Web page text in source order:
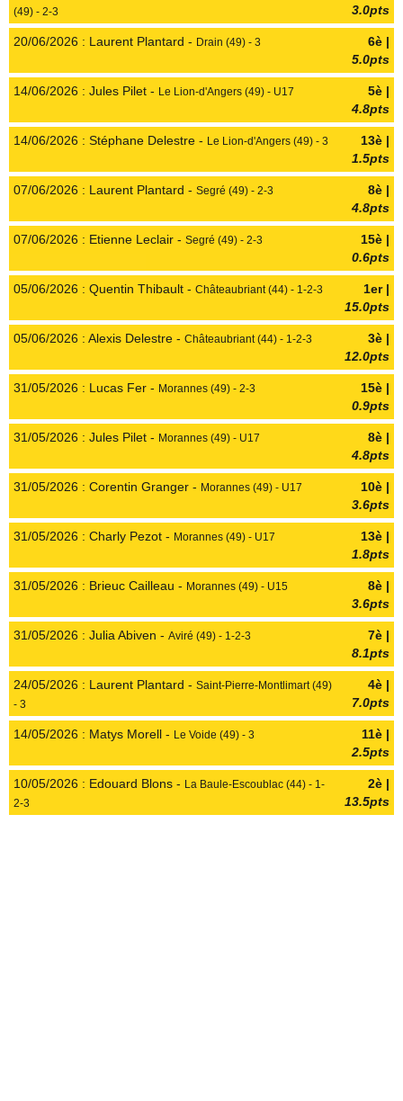
(49) - 2-3
3.0pts
20/06/2026 : Laurent Plantard - Drain (49) - 3
6è |
5.0pts
14/06/2026 : Jules Pilet - Le Lion-d'Angers (49) - U17
5è |
4.8pts
14/06/2026 : Stéphane Delestre - Le Lion-d'Angers (49) - 3
13è |
1.5pts
07/06/2026 : Laurent Plantard - Segré (49) - 2-3
8è |
4.8pts
07/06/2026 : Etienne Leclair - Segré (49) - 2-3
15è |
0.6pts
05/06/2026 : Quentin Thibault - Châteaubriant (44) - 1-2-3
1er |
15.0pts
05/06/2026 : Alexis Delestre - Châteaubriant (44) - 1-2-3
3è |
12.0pts
31/05/2026 : Lucas Fer - Morannes (49) - 2-3
15è |
0.9pts
31/05/2026 : Jules Pilet - Morannes (49) - U17
8è |
4.8pts
31/05/2026 : Corentin Granger - Morannes (49) - U17
10è |
3.6pts
31/05/2026 : Charly Pezot - Morannes (49) - U17
13è |
1.8pts
31/05/2026 : Brieuc Cailleau - Morannes (49) - U15
8è |
3.6pts
31/05/2026 : Julia Abiven - Aviré (49) - 1-2-3
7è |
8.1pts
24/05/2026 : Laurent Plantard - Saint-Pierre-Montlimart (49)
- 3
4è |
7.0pts
14/05/2026 : Matys Morell - Le Voide (49) - 3
11è |
2.5pts
10/05/2026 : Edouard Blons - La Baule-Escoublac (44) - 1-
2-3
2è |
13.5pts